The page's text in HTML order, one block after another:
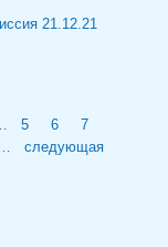
21.12.21
5 6
7
следующая